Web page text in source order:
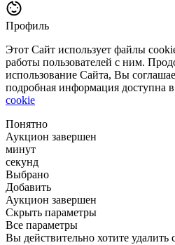
Профиль
Этот Сайт использует файлы
работы пользователей с ним.
использование Сайта, Вы
подробная информация доступна в
cookie
Понятно
Аукцион завершен
минут
секунд
Выбрано
Добавить
Аукцион завершен
Скрыть параметры
Все параметры
Вы действительно хотите удалить